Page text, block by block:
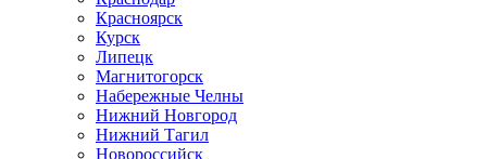
Красноярск
Курск
Липецк
Магнитогорск
Набережные Челны
Нижний Новгород
Нижний Тагил
Новороссийск